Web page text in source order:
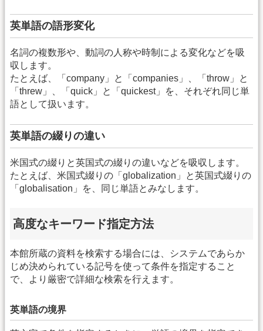
英単語の語形変化
名詞の複数形や、動詞の人称や時制による変化などを吸
収します。
たとえば、「company」と「companies」、「throw」と
「threw」、「quick」と「quickest」を、それぞれ同じ単
語として扱います。
英単語の綴りの違い
米国式の綴りと英国式の綴りの違いなどを吸収します。
たとえば、米国式綴りの「globalization」と英国式綴りの
「globalisation」を、同じ単語とみなします。
高度なキーワード指定方法
本館所蔵の資料を検索する場合には、システムであらか
じめ決められている記号を使って条件を指定すること
で、より厳密で詳細な検索を行えます。
英単語の境界